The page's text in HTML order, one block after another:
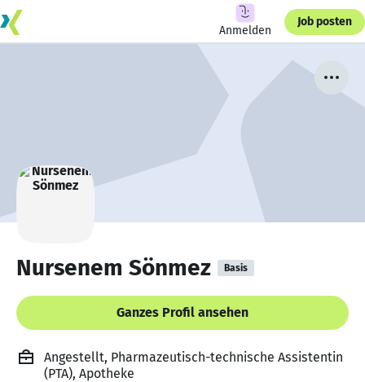
Anmelden
Job posten
Nursenem Sönmez Basis
Ganzes Profil ansehen
Angestellt, Pharmazeutisch-technische Assistentin
(PTA), Apotheke